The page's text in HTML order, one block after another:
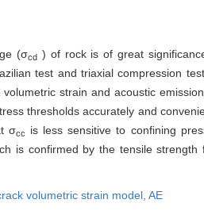
(σcd) of rock is of great
test and triaxial compression
strain and acoustic
thresholds accurately and
σcc
is less sensitive to confining
is confirmed by the tensile strength
volumetric strain model, AE